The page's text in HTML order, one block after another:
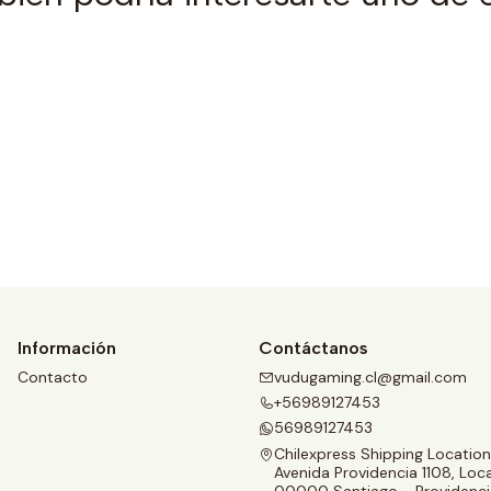
Información
Contacto
Contáctanos
vudugaming.cl@gmail.com
+56989127453
56989127453
Chilexpress Shipping Location
Avenida Providencia 1108,